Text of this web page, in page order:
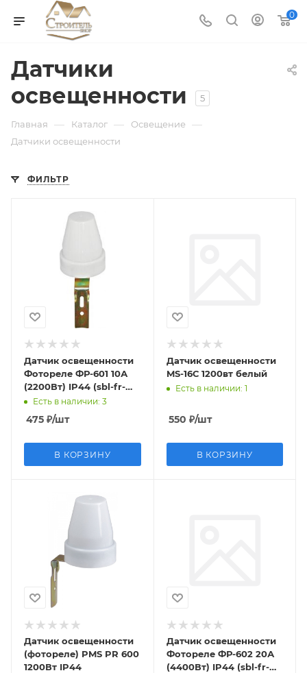
0
Датчики
освещенности
5
Главная — Каталог — Освещение —
Датчики освещенности
ФИЛЬТР
Датчик освещенности
Фотореле ФР-601 10А
(2200Вт) IP44 (sbl-fr-
601)Есть в наличии: 3
475 ₽/шт
В КОРЗИНУ
Датчик освещенности
MS-16С 1200вт белый
Есть в наличии: 1
550 ₽/шт
В КОРЗИНУ
Датчик освещенности
(фотореле) PMS PR 600
1200Вт IP44
Датчик освещенности
Фотореле ФР-602 20А
(4400Вт) IP44 (sbl-fr-